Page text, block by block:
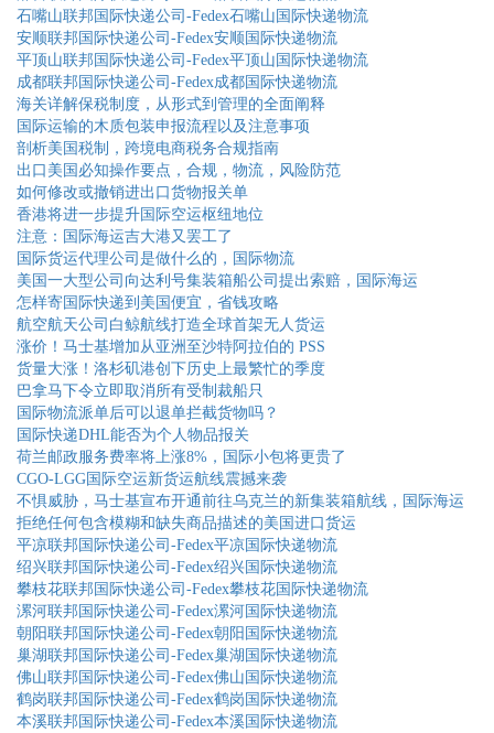
石嘴山联邦国际快递公司-Fedex石嘴山国际快递物流
安顺联邦国际快递公司-Fedex安顺国际快递物流
平顶山联邦国际快递公司-Fedex平顶山国际快递物流
成都联邦国际快递公司-Fedex成都国际快递物流
海关详解保税制度，从形式到管理的全面阐释
国际运输的木质包装申报流程以及注意事项
剖析美国税制，跨境电商税务合规指南
出口美国必知操作要点，合规，物流，风险防范
如何修改或撤销进出口货物报关单
香港将进一步提升国际空运枢纽地位
注意：国际海运吉大港又罢工了
国际货运代理公司是做什么的，国际物流
美国一大型公司向达利号集装箱船公司提出索赔，国际海运
怎样寄国际快递到美国便宜，省钱攻略
航空航天公司白鲸航线打造全球首架无人货运
涨价！马士基增加从亚洲至沙特阿拉伯的 PSS
货量大涨！洛杉矶港创下历史上最繁忙的季度
巴拿马下令立即取消所有受制裁船只
国际物流派单后可以退单拦截货物吗？
国际快递DHL能否为个人物品报关
荷兰邮政服务费率将上涨8%，国际小包将更贵了
CGO-LGG国际空运新货运航线震撼来袭
不惧威胁，马士基宣布开通前往乌克兰的新集装箱航线，国际海运
拒绝任何包含模糊和缺失商品描述的美国进口货运
平凉联邦国际快递公司-Fedex平凉国际快递物流
绍兴联邦国际快递公司-Fedex绍兴国际快递物流
攀枝花联邦国际快递公司-Fedex攀枝花国际快递物流
漯河联邦国际快递公司-Fedex漯河国际快递物流
朝阳联邦国际快递公司-Fedex朝阳国际快递物流
巢湖联邦国际快递公司-Fedex巢湖国际快递物流
佛山联邦国际快递公司-Fedex佛山国际快递物流
鹤岗联邦国际快递公司-Fedex鹤岗国际快递物流
本溪联邦国际快递公司-Fedex本溪国际快递物流